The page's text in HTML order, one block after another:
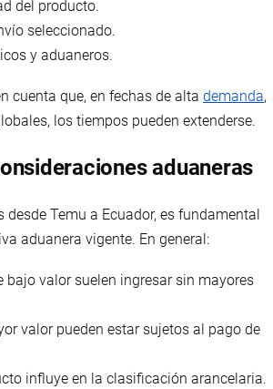
del producto.
seleccionado.
y aduaneros.
cuenta que, en fechas de alta demanda,
los tiempos pueden extenderse.
aduaneras
Temu a Ecuador, es fundamental
aduanera vigente. En general:
bajo valor suelen ingresar sin mayores
valor pueden estar sujetos al pago de
influye en la clasificación arancelaria.